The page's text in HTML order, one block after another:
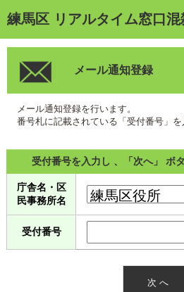
練馬区 リアルタイム窓口混
トップページ
web予約
予約確認・キャンセル
待ち状況確認
交付状況確認
メール通知登録
混雑予想カレンダー
メール通知登録
メール通知登録を行います。
番号札に記載されている「受付番号」を
受付番号を入力し 、「次へ」 ボ
庁舎名・区
民事務所名
受付番号